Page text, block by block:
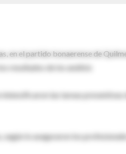
en el partido bonaerense de
resultados de los análisis
intensificaron las tareas preventivas
lo aseguraron los